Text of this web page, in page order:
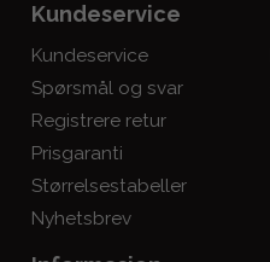
Kundeservice
Kundeservice
Spørsmål og svar
Registrere retur
Prisgaranti
Størrelsestabeller
Nyhetsbrev